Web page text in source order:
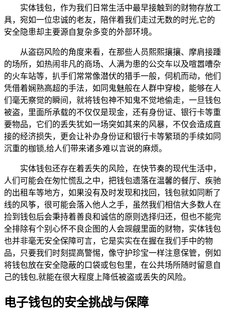
实体钱包，作为我们日常生活中最早接触到的财物存放工
具，宛如一位忠诚的老友，陪伴着我们走过无数的时光,它的
安全隐患却主要源自复杂多变的外部环境。
从盗窃风险的角度来看，在那些人员熙熙攘攘、摩肩接踵
的场所，如热闹非凡的商场、人满为患的公交车以及喧嚣嘈杂
的火车站等，扒手们常常像潜伏的猎手一般，伺机而动，他们
凭借着娴熟高超的手法，如同鬼魅般在人群中穿梭，能够在人
们毫无察觉的瞬间，就将钱包神不知鬼不觉地偷走，一旦钱包
被盗，里面所承载的不仅仅是现金，还有身份证、银行卡等重
要物品，它们的丢失犹如一场突如其来的风暴，不仅会造成直
接的经济损失，更会让补办身份证和银行卡等繁琐的手续如同
沉重的枷锁,给人们带来诸多难以言说的麻烦。
实体钱包还存在着丢失的风险，在快节奏的现代生活中，
人们可能会在匆忙慌乱之中，把钱包遗落在温馨的餐厅、疾驰
的出租车等地方，如果没有及时发现和找回，钱包就如同断了
线的风筝，很可能会落入他人之手，虽然我们相信大多数人在
捡到钱包后会秉持着善良和诚信的原则选择归还，但也不能完
全排除有个别心怀不良企图的人会觊觎里面的财物，实体钱包
也并非毫无安全保障可言，它是实实在在握在我们手中的物
品，只要我们时刻提高警惕，像守护珍宝一样注意保管，例如
将钱包放在安全隐蔽的口袋或包包里，在公共场所随时留意自
己的钱包,就能在很大程度上降低被盗或丢失的风险。
电子钱包的安全挑战与保障